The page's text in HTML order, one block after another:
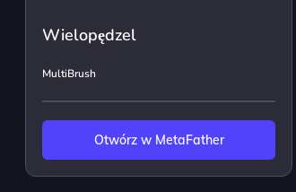
Wielopędzel
MultiBrush
Otwórz w MetaFather